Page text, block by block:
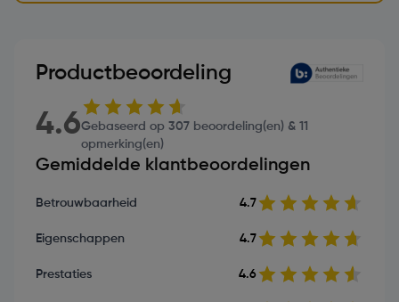
Productbeoordeling
4.6Gebaseerd op 307 beoordeling(en) & 11
opmerking(en)
Gemiddelde klantbeoordelingen
Betrouwbaarheid 4.7
Eigenschappen 4.7
Prestaties 4.6